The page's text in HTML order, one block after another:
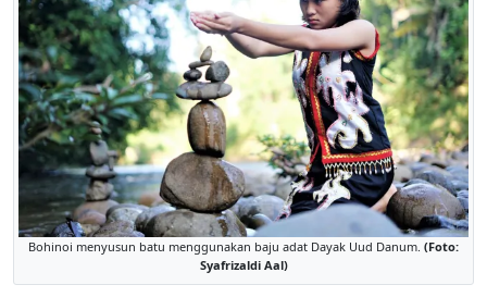
Bohinoi menyusun batu menggunakan baju adat Dayak Uud Danum. (Foto:
Syafrizaldi Aal)